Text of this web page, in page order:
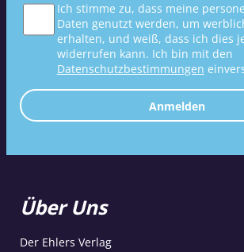
Ich stimme zu, dass meine
Daten genutzt werden, um
erhalten, und weiß, dass ich dies
widerrufen kann. Ich bin mit den
Datenschutzbestimmungen
Anmelden
Über Uns
Der Ehlers Verlag